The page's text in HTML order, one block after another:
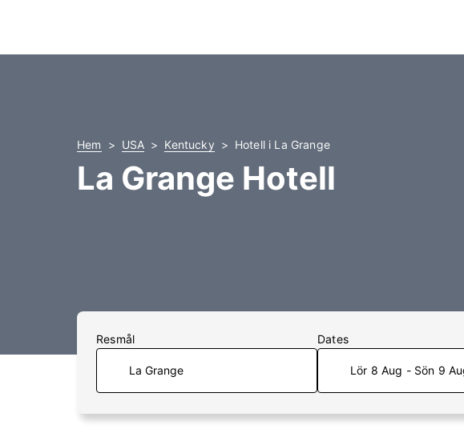
Hem USA Kentucky Hotell i La Grange
La Grange Hotell
Resmål Dates
Lör 8 Aug - Sön 9